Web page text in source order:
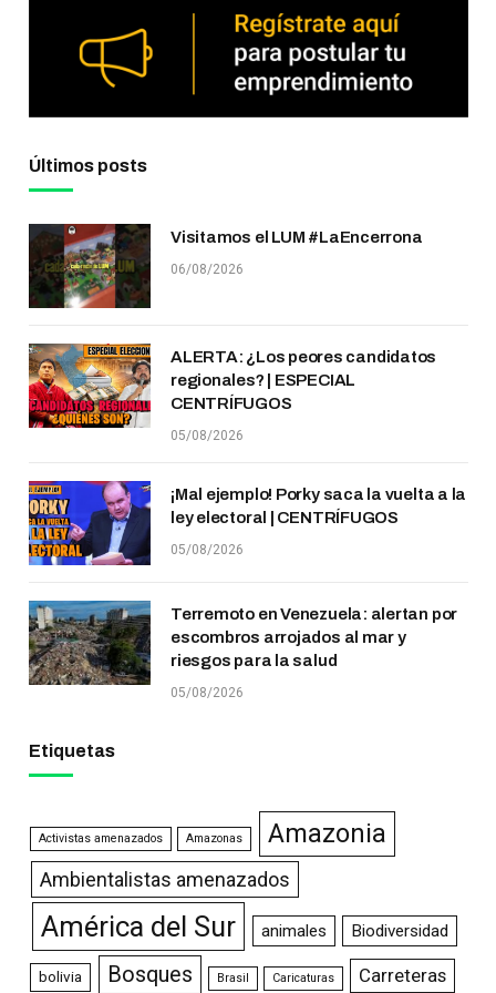
Últimos posts
Visitamos el LUM #LaEncerrona
06/08/2026
ALERTA: ¿Los peores candidatos
regionales? | ESPECIAL
CENTRÍFUGOS
05/08/2026
¡Mal ejemplo! Porky saca la vuelta a la
ley electoral | CENTRÍFUGOS
05/08/2026
Terremoto en Venezuela: alertan por
escombros arrojados al mar y
riesgos para la salud
05/08/2026
Etiquetas
Activistas amenazados Amazonas Amazonia
Ambientalistas amenazados
América del Sur animales Biodiversidad
bolivia Bosques Brasil Caricaturas Carreteras